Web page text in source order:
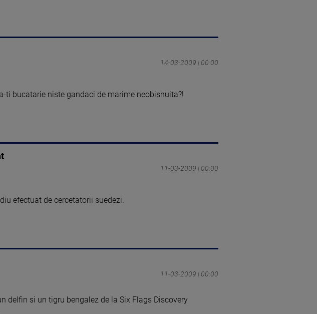
14-03-2009 | 00:00
ti bucatarie niste gandaci de marime neobisnuita?!
11-03-2009 | 00:00
efectuat de cercetatorii suedezi.
11-03-2009 | 00:00
delfin si un tigru bengalez de la Six Flags Discovery